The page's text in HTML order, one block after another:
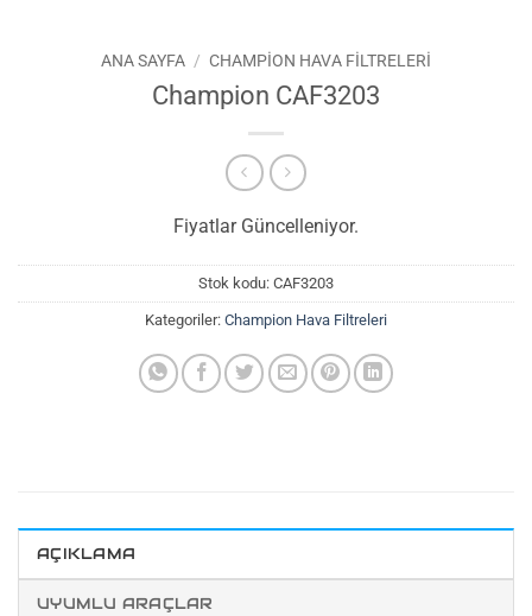
ANA SAYFA / CHAMPION HAVA FILTRELERI
Champion CAF3203
Fiyatlar Güncelleniyor.
Stok kodu: CAF3203
Kategoriler: Champion Hava Filtreleri
AÇIKLAMA
UYUMLU ARAÇLAR